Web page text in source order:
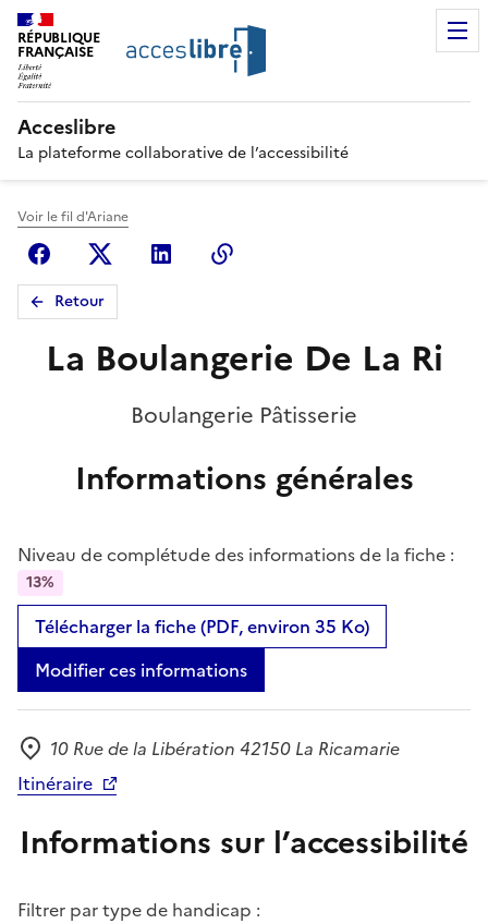
RÉPUBLIQUE
FRANÇAISE
Acceslibre
La plateforme collaborative de l’accessibilité
Voir le fil d'Ariane
FacebookX (anciennement Twitter)
Linkedin
Retour
La Boulangerie De La Ri
Boulangerie Pâtisserie
Informations générales
Niveau de complétude des informations de la fiche :
13%
Télécharger la fiche (PDF, environ 35 Ko)
Modifier ces informations
Adresse
10 Rue de la Libération 42150 La Ricamarie
Itinéraire
Informations sur l’accessibilité
Filtrer par type de handicap :